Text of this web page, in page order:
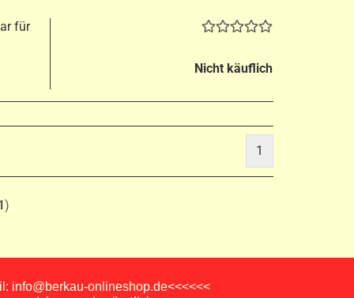
für
Nicht käuflich
1
)
info@berkau-onlineshop.de<<<<<<